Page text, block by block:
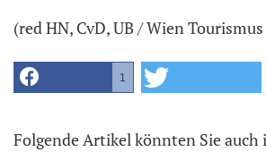
(red HN, CvD, UB / Wien
1
Folgende Artikel könnten Sie auch